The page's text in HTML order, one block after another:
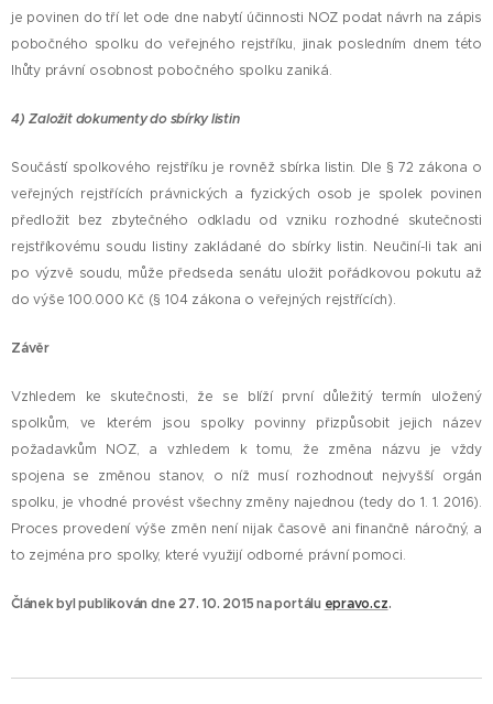
je povinen do tří let ode dne nabytí účinnosti NOZ podat návrh na zápis
pobočného spolku do veřejného rejstříku, jinak posledním dnem této
lhůty právní osobnost pobočného spolku zaniká.
4) Založit dokumenty do sbírky listin
Součástí spolkového rejstříku je rovněž sbírka listin. Dle § 72 zákona o
veřejných rejstřících právnických a fyzických osob je spolek povinen
předložit bez zbytečného odkladu od vzniku rozhodné skutečnosti
rejstříkovému soudu listiny zakládané do sbírky listin. Neučiní-li tak ani
po výzvě soudu, může předseda senátu uložit pořádkovou pokutu až
do výše 100.000 Kč (§ 104 zákona o veřejných rejstřících).
Závěr
Vzhledem ke skutečnosti, že se blíží první důležitý termín uložený
spolkům, ve kterém jsou spolky povinny přizpůsobit jejich název
požadavkům NOZ, a vzhledem k tomu, že změna názvu je vždy
spojena se změnou stanov, o níž musí rozhodnout nejvyšší orgán
spolku, je vhodné provést všechny změny najednou (tedy do 1. 1. 2016).
Proces provedení výše změn není nijak časově ani finančně náročný, a
to zejména pro spolky, které využijí odborné právní pomoci.
Článek byl publikován dne 27. 10. 2015 na portálu epravo.cz.